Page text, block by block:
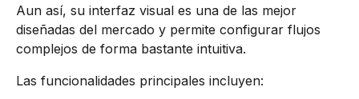
Aun así, su interfaz visual es una de las mejor
diseñadas del mercado y permite configurar flujos
complejos de forma bastante intuitiva.
Las funcionalidades principales incluyen: